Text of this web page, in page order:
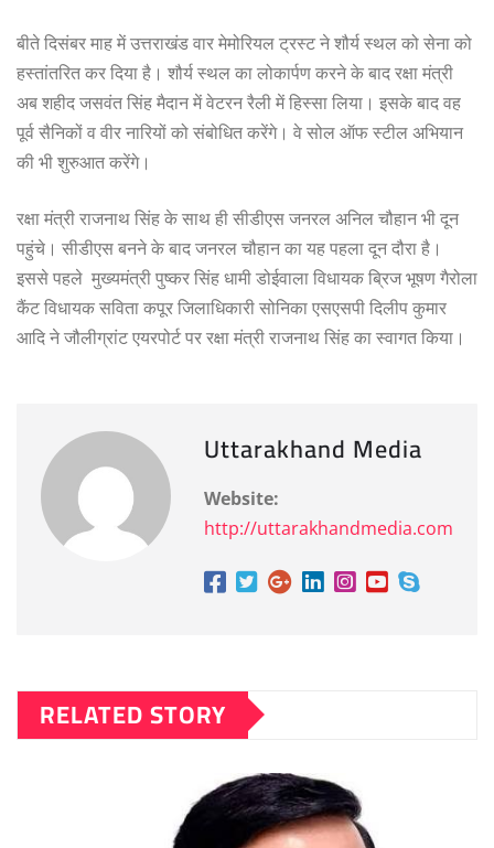
बीते दिसंबर माह में उत्तराखंड वार मेमोरियल ट्रस्ट ने शौर्य स्थल को सेना को
हस्तांतरित कर दिया है। शौर्य स्थल का लोकार्पण करने के बाद रक्षा मंत्री
अब शहीद जसवंत सिंह मैदान में वेटरन रैली में हिस्सा लिया। इसके बाद वह
पूर्व सैनिकों व वीर नारियों को संबोधित करेंगे। वे सोल ऑफ स्टील अभियान
की भी शुरुआत करेंगे।
रक्षा मंत्री राजनाथ सिंह के साथ ही सीडीएस जनरल अनिल चौहान भी दून
पहुंचे। सीडीएस बनने के बाद जनरल चौहान का यह पहला दून दौरा है।
इससे पहले मुख्यमंत्री पुष्कर सिंह धामी डोईवाला विधायक ब्रिज भूषण गैरोला
कैंट विधायक सविता कपूर जिलाधिकारी सोनिका एसएसपी दिलीप कुमार
आदि ने जौलीग्रांट एयरपोर्ट पर रक्षा मंत्री राजनाथ सिंह का स्वागत किया।
Uttarakhand Media
Website:
http://uttarakhandmedia.com
RELATED STORY